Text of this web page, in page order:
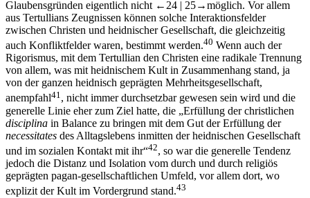
Glaubensgründen eigentlich nicht ←24 | 25→möglich. Vor allem
aus Tertullians Zeugnissen können solche Interaktionsfelder
zwischen Christen und heidnischer Gesellschaft, die gleichzeitig
auch Konfliktfelder waren, bestimmt werden.40 Wenn auch der
Rigorismus, mit dem Tertullian den Christen eine radikale Trennung
von allem, was mit heidnischem Kult in Zusammenhang stand, ja
von der ganzen heidnisch geprägten Mehrheitsgesellschaft,
anempfahl41 , nicht immer durchsetzbar gewesen sein wird und die
generelle Linie eher zum Ziel hatte, die „Erfüllung der christlichen
disciplina in Balance zu bringen mit dem Gut der Erfüllung der
necessitates des Alltagslebens inmitten der heidnischen Gesellschaft
und im sozialen Kontakt mit ihr“42, so war die generelle Tendenz
jedoch die Distanz und Isolation vom durch und durch religiös
geprägten pagan-gesellschaftlichen Umfeld, vor allem dort, wo
explizit der Kult im Vordergrund stand.43